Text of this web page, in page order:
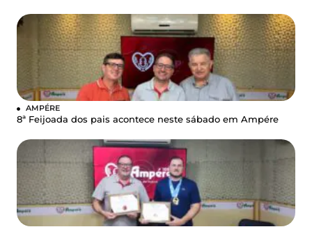
AMPÉRE
8ª Feijoada dos pais acontece neste sábado em Ampére